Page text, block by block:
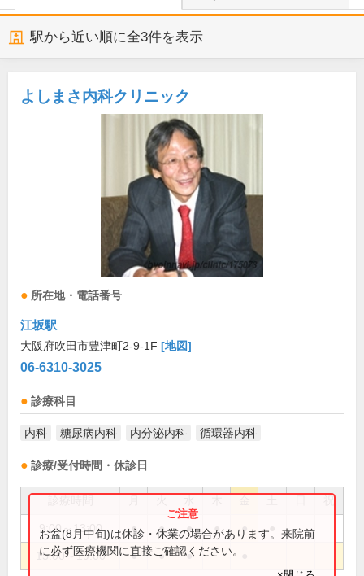
駅から近い順に全3件を表示
よしまさ内科クリニック
所在地・電話番号
江坂駅
大阪府吹田市豊津町2-9-1F [地図]
06-6310-3025
診療科目
内科 糖尿病内科 内分泌内科 循環器内科
診療/受付時間・休診日
祝
9:00～13:00 ● ● ● ● ●
15:00～19:00 ● ● ●
お盆(8月中旬)は休診・休業の場合があります。来院前
に必ず医療機関に直接ご確認ください。